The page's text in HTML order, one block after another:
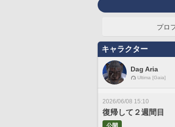
プロ
キャラクター
Dag Aria
Ultima [Gaia]
2026/06/08 15:10
復帰して２週間目
公開